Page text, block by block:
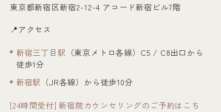
東京都新宿区新宿2-12-4 アコード新宿ビル7階
📍アクセス
新宿三丁目駅 （東京メトロ各線）C5 / C8出口から
徒歩1分
新宿駅 （JR各線）から徒歩10分
[24時間受付] 新宿院カウンセリングのご予約はこち